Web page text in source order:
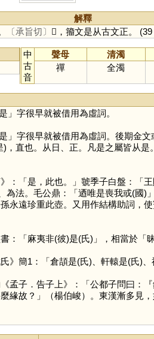
解釋
〔承旨切〕 𣆞，籀文是从古文正。
中
古
音
聲母 清濁
禪
全濁
」字很早就被借用為虛詞。
」字很早就被借用為虛詞。後期金文
直也。从日、正。凡是之屬皆从是
「是，此也。」虢季子白盤：「
法。毛公鼎：「迺唯是喪我或(國
永遠珍重此壺。又用作結構助詞
：「麻夷非(彼)是(氏)」，相當於「
》簡1：「倉頡是(氏)、軒轅是(氏)、
孟子．告子上》：「公都子問曰：
緣故？」（楊伯峻）。東漢漸多見